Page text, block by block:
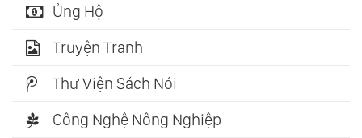
Ủng Hộ
Truyện Tranh
Thư Viện Sách Nói
Công Nghệ Nông Nghiệp